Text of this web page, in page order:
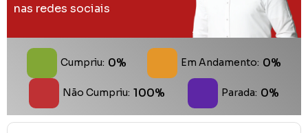
nas redes sociais
Cumpriu: 0% Em Andamento: 0%
Não Cumpriu: 100% Parada: 0%